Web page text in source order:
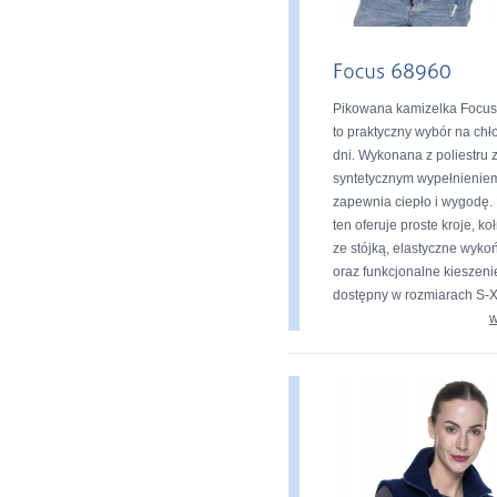
Pikowana kamizelka
to praktyczny wybór na
dni. Wykonana z poliestru z
syntetycznym
zapewnia ciepło i wygodę.
ten oferuje proste kroje,
ze stójką, elastyczne
oraz funkcjonalne
dostępny w rozmiarach S-